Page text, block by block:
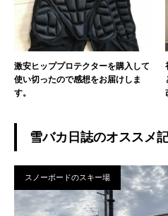
激安ヒッププロテクターを購入して
使い切ったので感想をお届けしま
す。
雪バカ日誌のオススメ
スノーボードのスキー場